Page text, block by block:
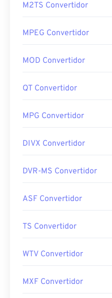
M2TS Convertidor
MPEG Convertidor
MOD Convertidor
QT Convertidor
MPG Convertidor
DIVX Convertidor
DVR-MS Convertidor
ASF Convertidor
TS Convertidor
WTV Convertidor
MXF Convertidor